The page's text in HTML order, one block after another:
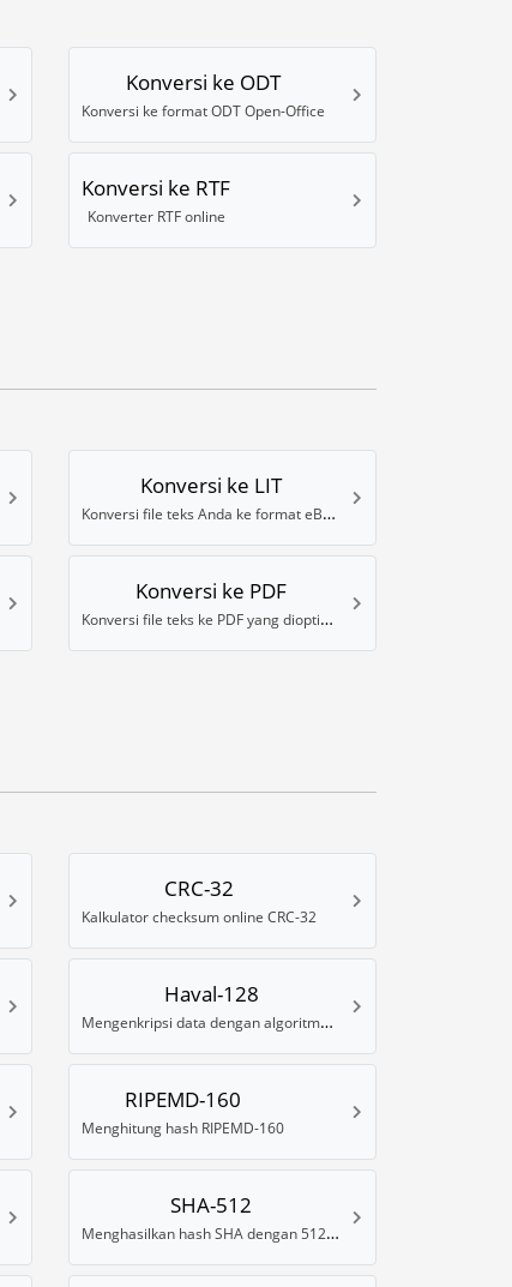
Konversi ke ODT
Konversi ke format ODT Open-Office
Konversi ke RTF
Konverter RTF online
Konversi ke LIT
Konversi file teks Anda ke format eBook Microsoft LIT
Konversi ke PDF
Konversi file teks ke PDF yang dioptimalkan untuk pembaca ebook
CRC-32
Kalkulator checksum online CRC-32
Haval-128
Mengenkripsi data dengan algoritma hash Haval-128
RIPEMD-160
Menghitung hash RIPEMD-160
SHA-512
Menghasilkan hash SHA dengan 512 Bits